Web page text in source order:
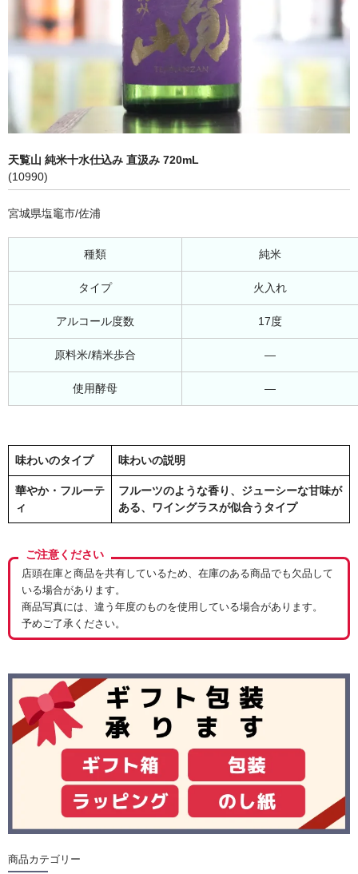
天覧山 純米十水仕込み 直汲み 720mL
(10990)
宮城県塩竈市/佐浦
種類 純米
タイプ 火入れ
アルコール度数 17度
原料米/精米歩合 ―
使用酵母 ―
味わいのタイプ 味わいの説明
華やか・フルーテ
ィ
フルーツのような香り、ジューシーな甘味が
ある、ワイングラスが似合うタイプ
ご注意ください
店頭在庫と商品を共有しているため、在庫のある商品でも欠品して
いる場合があります。
商品写真には、違う年度のものを使用している場合があります。
予めご了承ください。
商品カテゴリー